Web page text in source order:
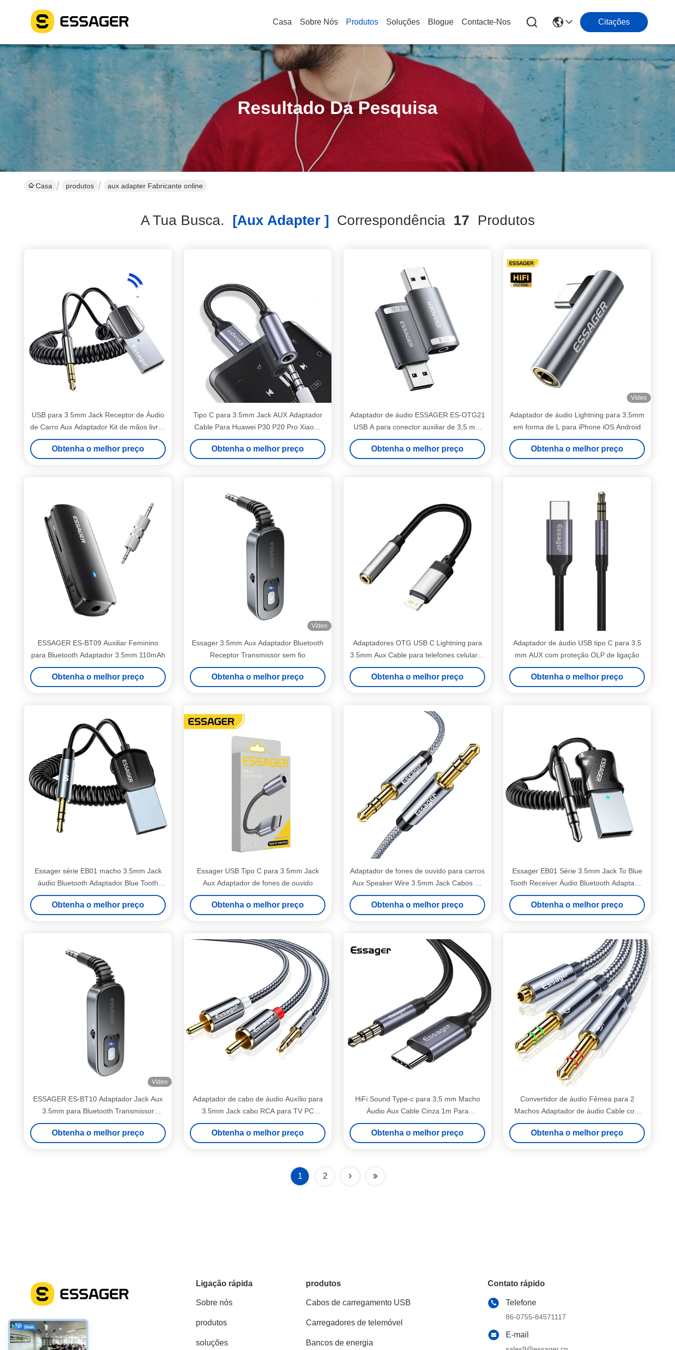
Casa Sobre Nós Produtos Soluções Blogue Contacte-Nos Citações
Resultado Da Pesquisa
Casa produtos aux adapter Fabricante online
A Tua Busca. [aux Adapter ] Correspondência 17 Produtos
USB para 3.5mm Jack Receptor de Áudio
de Carro Aux Adaptador Kit de mãos livres
Bluetooth 5.0 BT Transmissor
Obtenha o melhor preço
Tipo C para 3.5mm Jack AUX Adaptador
Cable Para Huawei P30 P20 Pro Xiaomi
Mi USB C para 3.5 Earphone Converter
de Áudio
Obtenha o melhor preço
Adaptador de áudio ESSAGER ES-OTG21
USB A para conector auxiliar de 3,5 mm
Suporte para placa de som
Obtenha o melhor preço
Vídeo
Adaptador de áudio Lightning para 3,5mm
em forma de L para iPhone iOS Android
Obtenha o melhor preço
ESSAGER ES-BT09 Auxiliar Feminino
para Bluetooth Adaptador 3.5mm 110mAh
Obtenha o melhor preço
Vídeo
Essager 3.5mm Aux Adaptador Bluetooth
Receptor Transmissor sem fio
Obtenha o melhor preço
Adaptadores OTG USB C Lightning para
3.5mm Aux Cable para telefones celulares
e tablets
Obtenha o melhor preço
Adaptador de áudio USB tipo C para 3,5
mm AUX com proteção OLP de ligação
Obtenha o melhor preço
Essager série EB01 macho 3.5mm Jack
áudio Bluetooth Adaptador Blue Tooth
Receiver
Obtenha o melhor preço
Essager USB Tipo C para 3.5mm Jack
Aux Adaptador de fones de ouvido
Obtenha o melhor preço
Adaptador de fones de ouvido para carros
Aux Speaker Wire 3.5mm Jack Cabos de
áudio Jack para Jack para Samsun
Obtenha o melhor preço
Essager EB01 Série 3.5mm Jack To Blue
Tooth Receiver Áudio Bluetooth Adaptador
10m
Obtenha o melhor preço
Vídeo
ESSAGER ES-BT10 Adaptador Jack Aux
3.5mm para Bluetooth Transmissor
Receptor com Bateria Embutida
Obtenha o melhor preço
Adaptador de cabo de áudio Auxílio para
3.5mm Jack cabo RCA para TV PC
amplificadores DVD alto-falante
Obtenha o melhor preço
HiFi Sound Type-c para 3,5 mm Macho
Áudio Aux Cable Cinza 1m Para
dispositivos Tipo C
Obtenha o melhor preço
Convertidor de áudio Fêmea para 2
Machos Adaptador de áudio Cable com
3.5mm Interface
Obtenha o melhor preço
1 2
Redes Sociais
Ligação rápida
Sobre nós
produtos
soluções
produtos
Cabos de carregamento USB
Carregadores de telemóvel
Bancos de energia
Contato rápido
Telefone
86-0755-84571117
E-mail